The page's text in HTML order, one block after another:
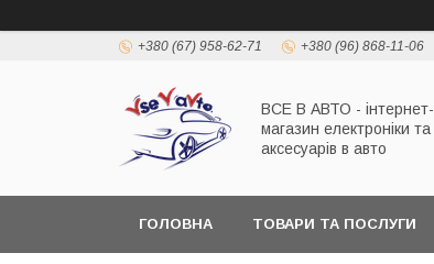
+380 (67) 958-62-71 +380 (96) 868-11-06
ВСЕ В АВТО - інтернет-
магазин електроніки та
аксесуарів в авто
ГОЛОВНА ТОВАРИ ТА ПОСЛУГИ